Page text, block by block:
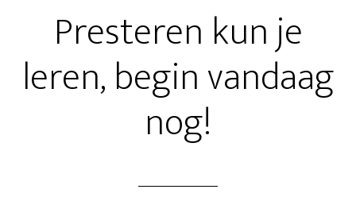
Presteren kun je
leren, begin vandaag
nog!